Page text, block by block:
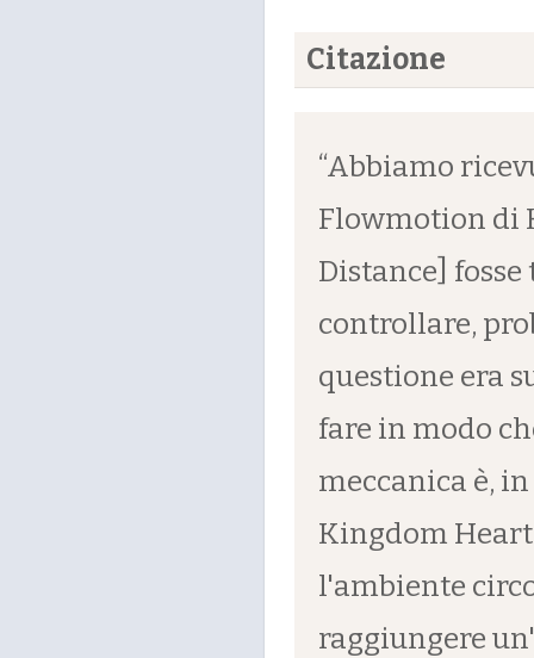
Citazione
“Abbiamo
Flowmotion di
Distance]
controllare,
questione era
fare in modo
meccanica è,
Kingdom
l'ambiente
raggiungere